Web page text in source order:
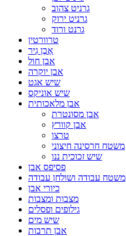
גרניט צהוב
גרניט ירוק
גרנט ורוד
טרוורטין
אֶבֶן גִיר
אבן חול
אבן יוקרה
שיש אגט
שיש אוניקס
אבן מלאכותית
אבן מסונטרת
אבן קוורץ
טרצו
משטח חרסינה חיצוני
שיש זכוכית ננו
פסיפס אבן
משטח עבודה ושולחן עבודה
כיורי אבן
מצבות ומצבות
גילופים ופסלים
שיש מים
אבן תרבות